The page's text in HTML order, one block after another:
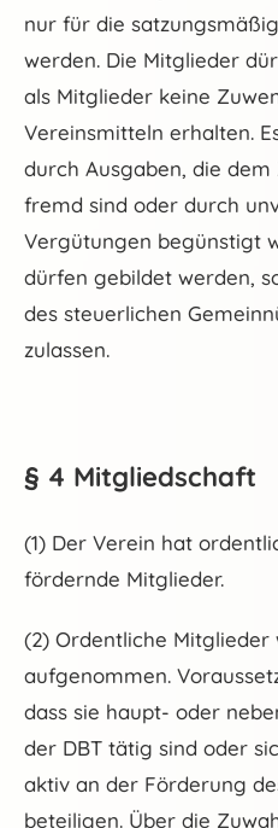
nur für die
werden. Die Mitglieder
als Mitglieder keine
Vereinsmitteln erhalten.
durch Ausgaben, die dem
fremd sind oder durch
Vergütungen begünstigt
dürfen gebildet werden,
des steuerlichen
zulassen.
§ 4 Mitgliedschaft
(1) Der Verein hat
fördernde Mitglieder.
(2) Ordentliche
aufgenommen.
dass sie haupt- oder
der DBT tätig sind oder
aktiv an der Förderung
beteiligen. Über die